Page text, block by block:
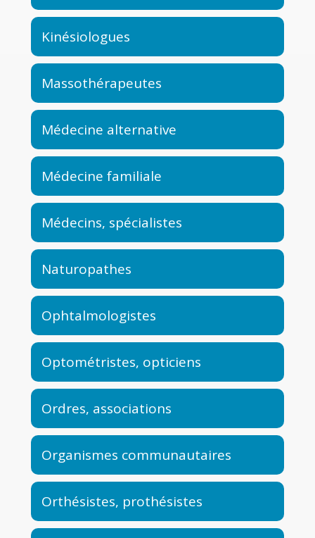
Kinésiologues
Massothérapeutes
Médecine alternative
Médecine familiale
Médecins, spécialistes
Naturopathes
Ophtalmologistes
Optométristes, opticiens
Ordres, associations
Organismes communautaires
Orthésistes, prothésistes